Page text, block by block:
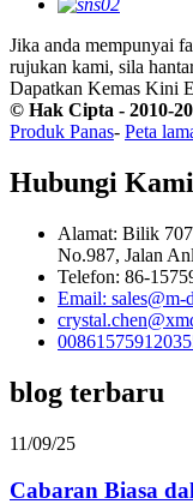
Jika anda mempunyai
rujukan kami, sila
Dapatkan Kemas Kini
© Hak Cipta - 2010-
Produk Panas- Peta
Hubungi Kami
Alamat: Bilik
No.987, Jalan
Telefon: 86-
Email: sales@m-
blog terbaru
11/09/25
Cabaran Biasa